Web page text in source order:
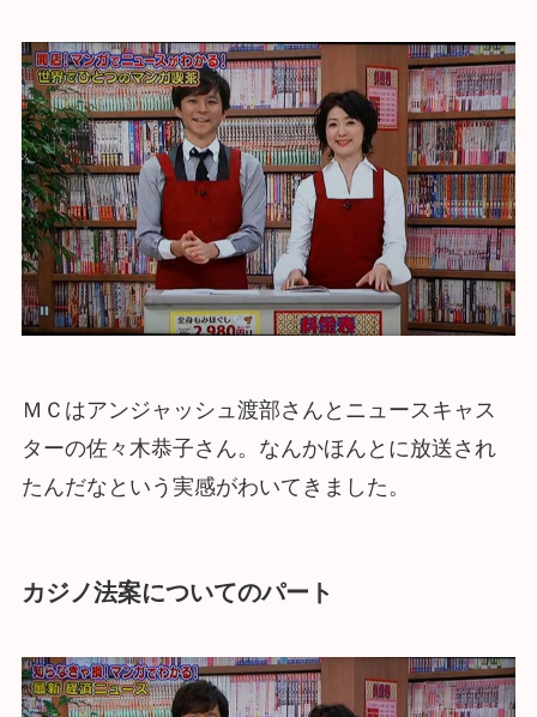
ＭＣはアンジャッシュ渡部さんとニュースキャス
ターの佐々木恭子さん。なんかほんとに放送され
たんだなという実感がわいてきました。
カジノ法案についてのパート